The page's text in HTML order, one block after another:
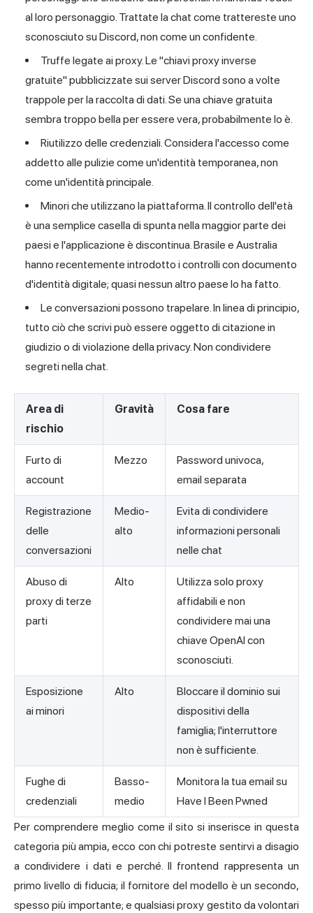
al loro personaggio. Trattate la chat come trattereste uno
sconosciuto su Discord, non come un confidente.
Truffe legate ai proxy. Le "chiavi proxy inverse
gratuite" pubblicizzate sui server Discord sono a volte
trappole per la raccolta di dati. Se una chiave gratuita
sembra troppo bella per essere vera, probabilmente lo è.
Riutilizzo delle credenziali. Considera l'accesso come
addetto alle pulizie come un'identità temporanea, non
come un'identità principale.
Minori che utilizzano la piattaforma. Il controllo dell'età
è una semplice casella di spunta nella maggior parte dei
paesi e l'applicazione è discontinua. Brasile e Australia
hanno recentemente introdotto i controlli con documento
d'identità digitale; quasi nessun altro paese lo ha fatto.
Le conversazioni possono trapelare. In linea di principio,
tutto ciò che scrivi può essere oggetto di citazione in
giudizio o di violazione della privacy. Non condividere
segreti nella chat.
Area di
rischio
Gravità Cosa fare
Furto di
account
Mezzo
Password univoca,
email separata
Registrazione
delle
conversazioni
Medio-
alto
Evita di condividere
informazioni personali
nelle chat
Abuso di
proxy di terze
parti
Alto
Utilizza solo proxy
affidabili e non
condividere mai una
chiave OpenAI con
sconosciuti.
Esposizione
ai minori
Alto
Bloccare il dominio sui
dispositivi della
famiglia; l'interruttore
non è sufficiente.
Fughe di
credenziali
Basso-
medio
Monitora la tua email su
Have I Been Pwned
Per comprendere meglio come il sito si inserisce in questa
categoria più ampia, ecco con chi potreste sentirvi a disagio
a condividere i dati e perché. Il frontend rappresenta un
primo livello di fiducia; il fornitore del modello è un secondo,
spesso più importante; e qualsiasi proxy gestito da volontari